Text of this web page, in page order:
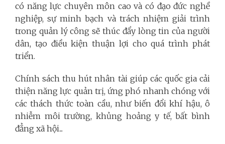
có năng lực chuyên môn cao và có đạo đức nghề
nghiệp, sự minh bạch và trách nhiệm giải trình
trong quản lý công sẽ thúc đẩy lòng tin của người
dân, tạo điều kiện thuận lợi cho quá trình phát
triển.
Chính sách thu hút nhân tài giúp các quốc gia cải
thiện năng lực quản trị, ứng phó nhanh chóng với
các thách thức toàn cầu, như biến đổi khí hậu, ô
nhiễm môi trường, khủng hoảng y tế, bất bình
đẳng xã hội...